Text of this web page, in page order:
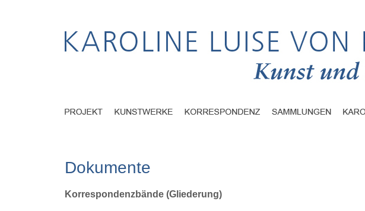
Dokumente
Korrespondenzbände (Gliederung)